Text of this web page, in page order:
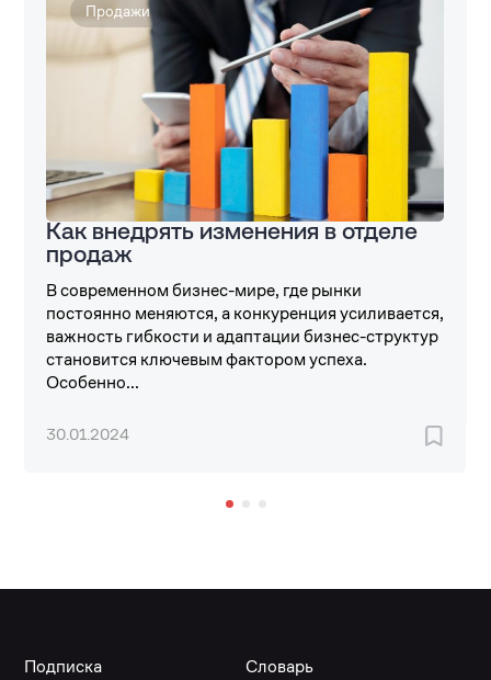
Продажи
Как внедрять изменения в отделе
продаж
В современном бизнес-мире, где рынки
постоянно меняются, а конкуренция усиливается,
важность гибкости и адаптации бизнес-структур
становится ключевым фактором успеха.
Особенно...
30.01.2024
Подписка
Словарь